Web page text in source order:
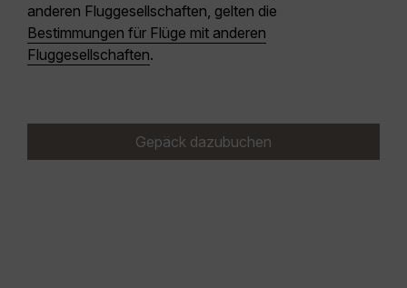
anderen Fluggesellschaften, gelten die
Bestimmungen für Flüge mit anderen
Fluggesellschaften.
Gepäck dazubuchen